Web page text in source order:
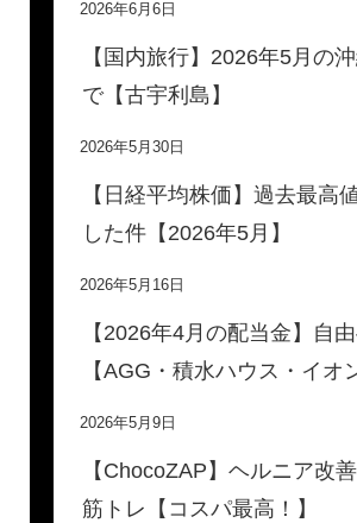
2026年6月6日
【国内旅行】2026年5月の
で【古宇利島】
2026年5月30日
【日経平均株価】過去最高
した件【2026年5月】
2026年5月16日
【2026年4月の配当金】自
【AGG・積水ハウス・イオ
2026年5月9日
【ChocoZAP】ヘルニア改
筋トレ【コスパ最高！】